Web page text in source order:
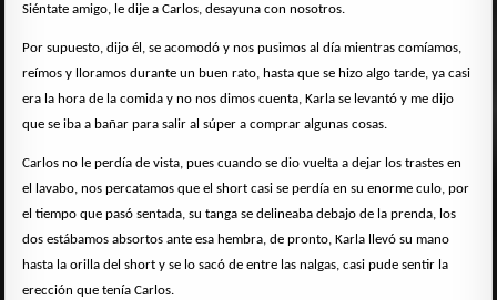
Siéntate amigo, le dije a Carlos, desayuna con nosotros.
Por supuesto, dijo él, se acomodó y nos pusimos al día mientras comíamos,
reímos y lloramos durante un buen rato, hasta que se hizo algo tarde, ya casi
era la hora de la comida y no nos dimos cuenta, Karla se levantó y me dijo
que se iba a bañar para salir al súper a comprar algunas cosas.
Carlos no le perdía de vista, pues cuando se dio vuelta a dejar los trastes en
el lavabo, nos percatamos que el short casi se perdía en su enorme culo, por
el tiempo que pasó sentada, su tanga se delineaba debajo de la prenda, los
dos estábamos absortos ante esa hembra, de pronto, Karla llevó su mano
hasta la orilla del short y se lo sacó de entre las nalgas, casi pude sentir la
erección que tenía Carlos.